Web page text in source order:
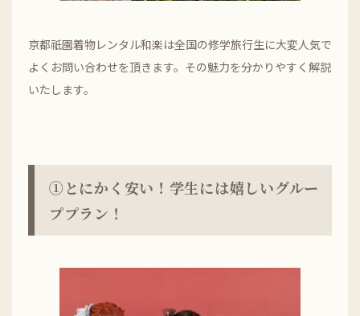
京都祇園着物レンタル和楽は全国の修学旅行生に大変人気で
よくお問い合わせを頂きます。その魅力を分かりやすく解説
いたします。
➀とにかく安い！学生には嬉しいグルー
ププラン！